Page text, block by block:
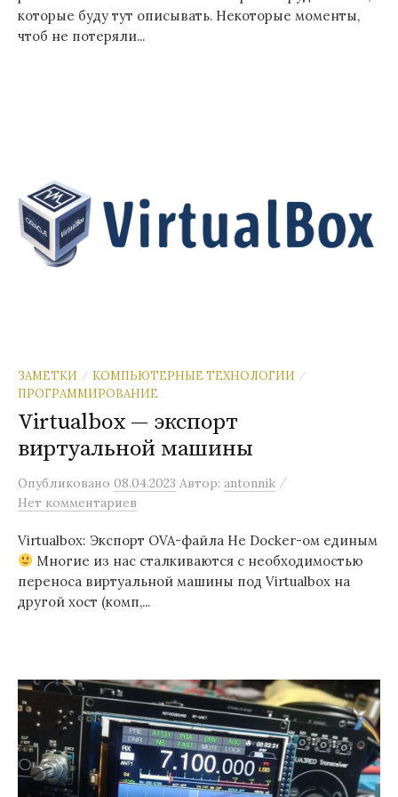
которые буду тут описывать. Некоторые моменты,
чтоб не потеряли...
ЗАМЕТКИ / КОМПЬЮТЕРНЫЕ ТЕХНОЛОГИИ /
ПРОГРАММИРОВАНИЕ
Virtualbox — экспорт
виртуальной машины
Опубликовано 08.04.2023 Автор: antonnik /
Нет комментариев
Virtualbox: Экспорт OVA-файла Не Docker-ом единым
Многие из нас сталкиваются с необходимостью
переноса виртуальной машины под Virtualbox на
другой хост (комп,...